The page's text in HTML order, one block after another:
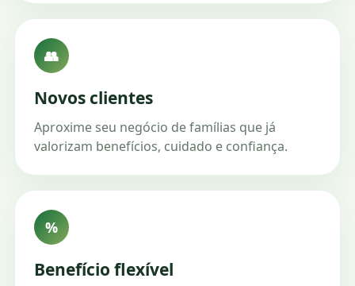
👥
Novos clientes
Aproxime seu negócio de famílias que já
valorizam benefícios, cuidado e confiança.
%
Benefício flexível